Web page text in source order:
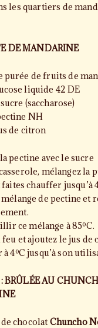
les quartiers de
DE MANDARINE
purée de fruits de
liquide 42 DE
(saccharose)
NH
de citron
pectine avec le sucre
mélangez la
chauffer jusqu’à
de pectine et
ce mélange à 85ºC.
et ajoutez le jus de
4ºC jusqu’à son
: BRÛLÉE AU
chocolat Chuncho